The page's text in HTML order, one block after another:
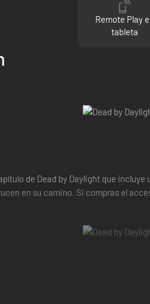
Remote Play
tableta
de Dead by Daylight que
en su camino. Si compras el
de las regiones del más allá
Lamento apareció en el reino del